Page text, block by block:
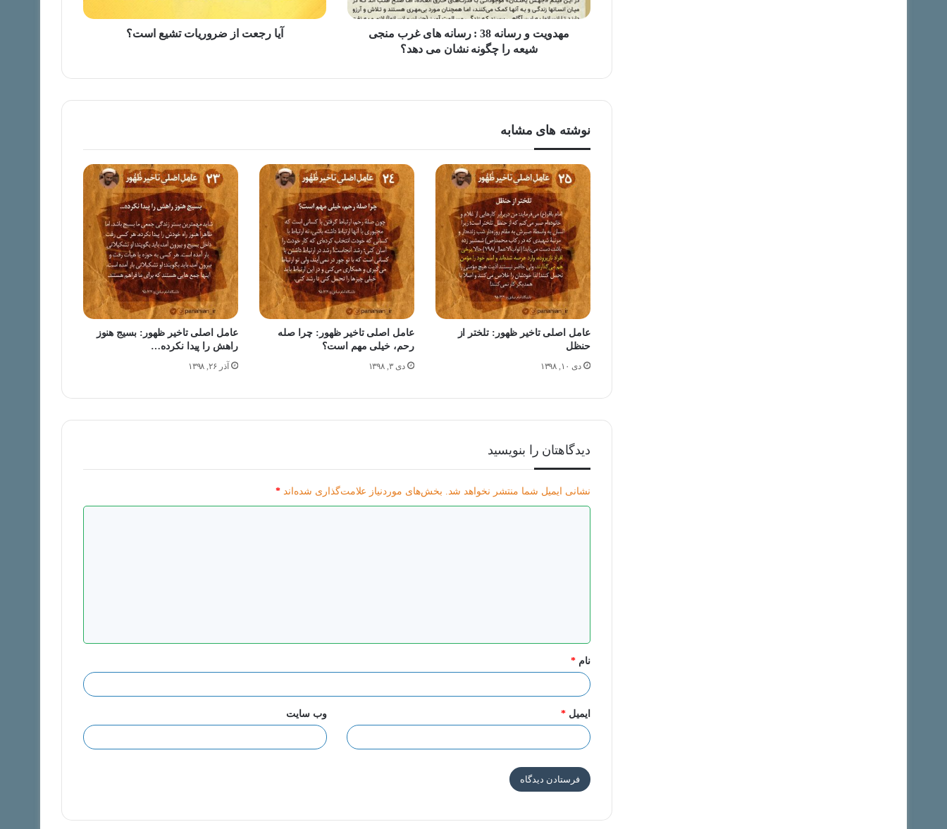
مهدویت و رسانه 38 : رسانه های غرب منجی
شیعه را چگونه نشان می دهد؟
آیا رجعت از ضروریات تشیع است؟
نوشته های مشابه
عامل اصلی تاخیر ظهور: تلختر از
حنظل
دی ۱۰, ۱۳۹۸
عامل اصلی تاخیر ظهور: چرا صله
رحم، خیلی مهم است؟
دی ۳, ۱۳۹۸
عامل اصلی تاخیر ظهور: بسیج هنوز
راهش را پیدا نکرده…
آذر ۲۶, ۱۳۹۸
دیدگاهتان را بنویسید
نشانی ایمیل شما منتشر نخواهد شد. بخش‌های موردنیاز علامت‌گذاری شده‌اند *
*
نام *
ایمیل * وب‌ سایت